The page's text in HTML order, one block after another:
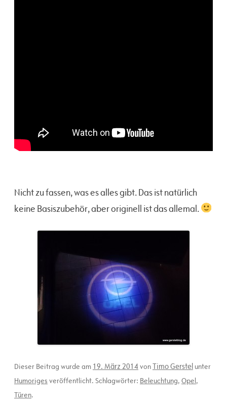
Nicht zu fassen, was es alles gibt. Das ist natürlich
keine Basiszubehör, aber originell ist das allemal.
Dieser Beitrag wurde am 19. März 2014 vonTimo Gerstel unter
Humoriges veröffentlicht. Schlagwörter: Beleuchtung, Opel ,
Türen.